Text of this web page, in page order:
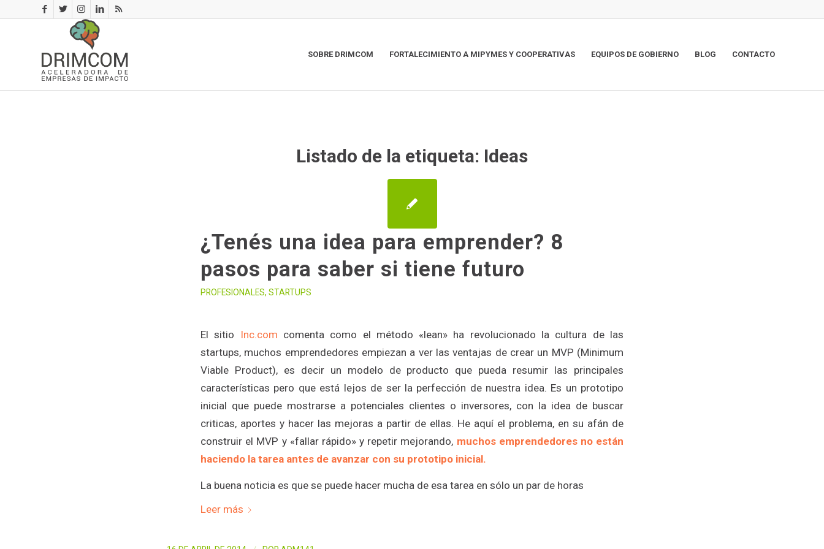
SOBRE DRIMCOM FORTALECIMIENTO A MIPYMES Y COOPERATIVAS EQUIPOS DE GOBIERNO BLOG CONTACTO
Listado de la etiqueta: Ideas
¿Tenés una idea para emprender? 8
pasos para saber si tiene futuro
PROFESIONALES, STARTUPS
El sitio Inc.com comenta como el método «lean» ha revolucionado la cultura de las
startups, muchos emprendedores empiezan a ver las ventajas de crear un MVP (Minimum
Viable Product), es decir un modelo de producto que pueda resumir las principales
características pero que está lejos de ser la perfección de nuestra idea. Es un prototipo
inicial que puede mostrarse a potenciales clientes o inversores, con la idea de buscar
criticas, aportes y hacer las mejoras a partir de ellas. He aquí el problema, en su afán de
construir el MVP y «fallar rápido» y repetir mejorando, muchos emprendedores no están
haciendo la tarea antes de avanzar con su prototipo inicial.
La buena noticia es que se puede hacer mucha de esa tarea en sólo un par de horas
Leer más